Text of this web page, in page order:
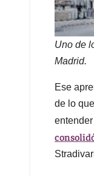
Uno de
Madrid.
Ese
de lo